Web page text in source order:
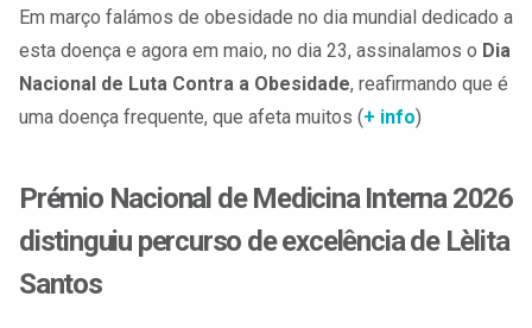
Em março falámos de obesidade no dia mundial dedicado a
esta doença e agora em maio, no dia 23, assinalamos o Dia
Nacional de Luta Contra a Obesidade, reafirmando que é
uma doença frequente, que afeta muitos (+ info)
Prémio Nacional de Medicina Interna 2026
distinguiu percurso de excelência de Lèlita
Santos